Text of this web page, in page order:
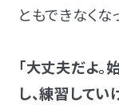
ともできなくな
「大丈夫だよ
し、練習して